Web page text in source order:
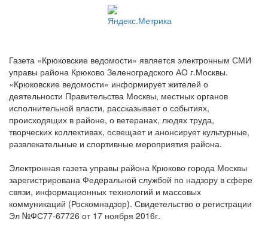
Газета «Крюковские ведомости» является электронным СМИ
управы района Крюково Зеленоградского АО г.Москвы.
«Крюковские ведомости» информирует жителей о
деятельности Правительства Москвы, местных органов
исполнительной власти, рассказывает о событиях,
происходящих в районе, о ветеранах, людях труда,
творческих коллективах, освещает и анонсирует культурные,
развлекательные и спортивные мероприятия района.
Электронная газета управы района Крюково города Москвы
зарегистрирована Федеральной службой по надзору в сфере
связи, информационных технологий и массовых
коммуникаций (Роскомнадзор). Свидетельство о регистрации
Эл №ФС77-67726 от 17 ноября 2016г.